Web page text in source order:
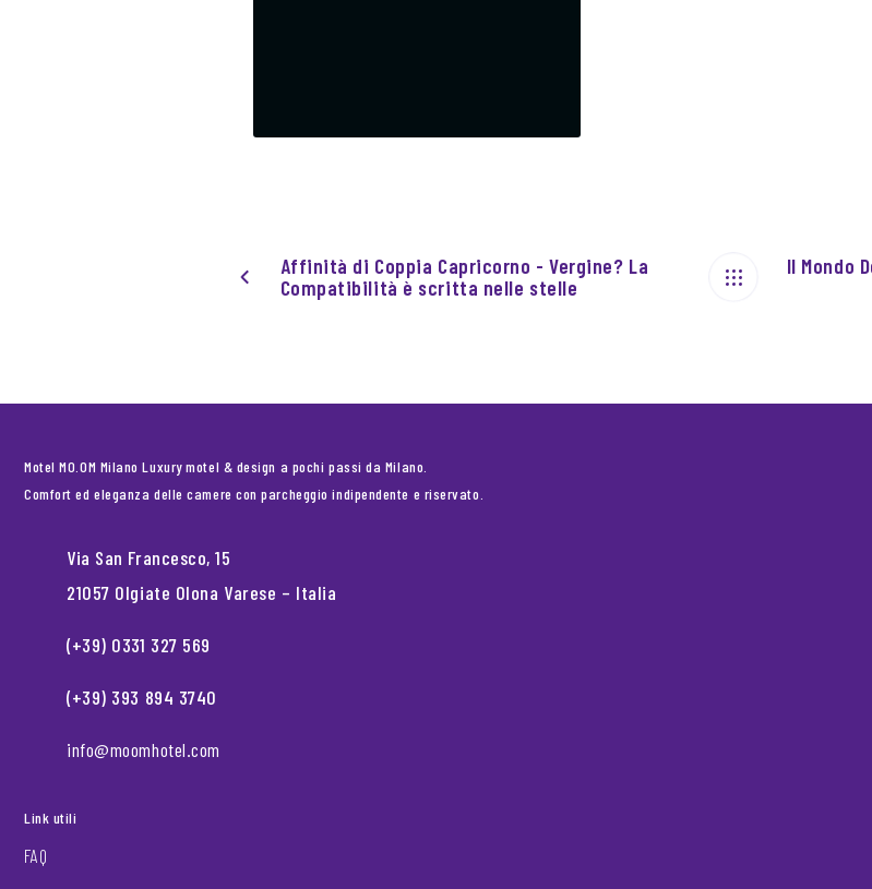
Affinità di Coppia Capricorno - Vergine? La
Compatibilità è scritta nelle stelle
Il Mondo
Motel MO.OM Milano Luxury motel & design a pochi passi da Milano.
Comfort ed eleganza delle camere con parcheggio indipendente e riservato.
Via San Francesco, 15
21057 Olgiate Olona Varese – Italia
(+39) 0331 327 569
(+39) 393 894 3740
info@moomhotel.com
Link utili
FAQ